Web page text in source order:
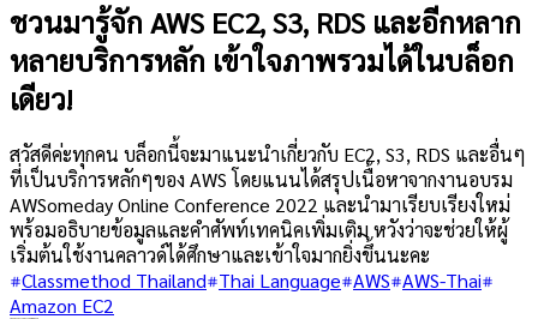
ชวนมารู้จัก AWS EC2, S3, RDS และอีกหลาก
หลายบริการหลัก เข้าใจภาพรวมได้ในบล็อก
เดียว!
สวัสดีค่ะทุกคน บล็อกนี้จะมาแนะนำเกี่ยวกับ EC2, S3, RDS และอื่นๆ
ที่เป็นบริการหลักๆของ AWS โดยแนนได้สรุปเนื้อหาจากงานอบรม
AWSomeday Online Conference 2022 และนำมาเรียบเรียงใหม่
พร้อมอธิบายข้อมูลและคำศัพท์เทคนิคเพิ่มเติม หวังว่าจะช่วยให้ผู้
เริ่มต้นใช้งานคลาวด์ได้ศึกษาและเข้าใจมากยิ่งขึ้นนะคะ
Classmethod Thailand Thai Language AWS AWS-Thai
Amazon EC2